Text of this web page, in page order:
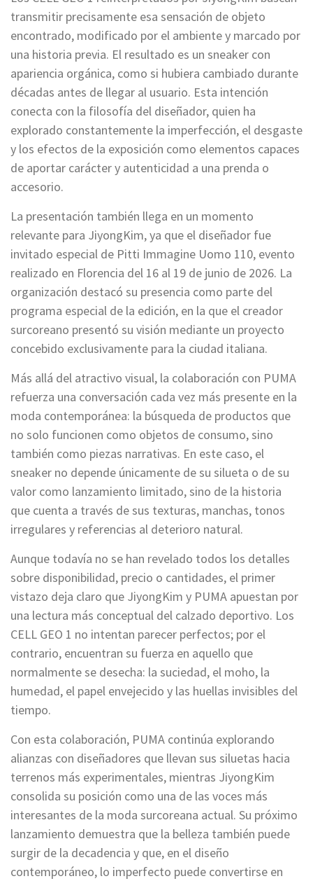
transmitir precisamente esa sensación de objeto
encontrado, modificado por el ambiente y marcado por
una historia previa. El resultado es un sneaker con
apariencia orgánica, como si hubiera cambiado durante
décadas antes de llegar al usuario. Esta intención
conecta con la filosofía del diseñador, quien ha
explorado constantemente la imperfección, el desgaste
y los efectos de la exposición como elementos capaces
de aportar carácter y autenticidad a una prenda o
accesorio.
La presentación también llega en un momento
relevante para JiyongKim, ya que el diseñador fue
invitado especial de Pitti Immagine Uomo 110, evento
realizado en Florencia del 16 al 19 de junio de 2026. La
organización destacó su presencia como parte del
programa especial de la edición, en la que el creador
surcoreano presentó su visión mediante un proyecto
concebido exclusivamente para la ciudad italiana.
Más allá del atractivo visual, la colaboración con PUMA
refuerza una conversación cada vez más presente en la
moda contemporánea: la búsqueda de productos que
no solo funcionen como objetos de consumo, sino
también como piezas narrativas. En este caso, el
sneaker no depende únicamente de su silueta o de su
valor como lanzamiento limitado, sino de la historia
que cuenta a través de sus texturas, manchas, tonos
irregulares y referencias al deterioro natural.
Aunque todavía no se han revelado todos los detalles
sobre disponibilidad, precio o cantidades, el primer
vistazo deja claro que JiyongKim y PUMA apuestan por
una lectura más conceptual del calzado deportivo. Los
CELL GEO 1 no intentan parecer perfectos; por el
contrario, encuentran su fuerza en aquello que
normalmente se desecha: la suciedad, el moho, la
humedad, el papel envejecido y las huellas invisibles del
tiempo.
Con esta colaboración, PUMA continúa explorando
alianzas con diseñadores que llevan sus siluetas hacia
terrenos más experimentales, mientras JiyongKim
consolida su posición como una de las voces más
interesantes de la moda surcoreana actual. Su próximo
lanzamiento demuestra que la belleza también puede
surgir de la decadencia y que, en el diseño
contemporáneo, lo imperfecto puede convertirse en